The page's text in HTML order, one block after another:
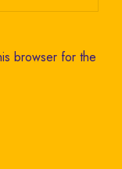
browser for the